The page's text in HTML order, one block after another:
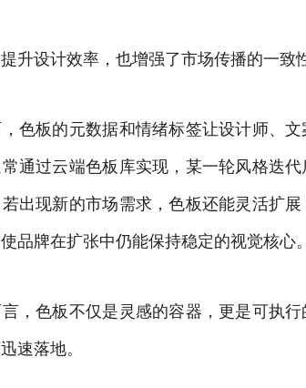
升设计效率，也增强了市场传播的一致
色板的元数据和情绪标签让设计师、
通过云端色板库实现，某一轮风格迭
出现新的市场需求，色板还能灵活扩
品牌在扩张中仍能保持稳定的视觉核心。
，色板不仅是灵感的容器，更是可执
速落地。